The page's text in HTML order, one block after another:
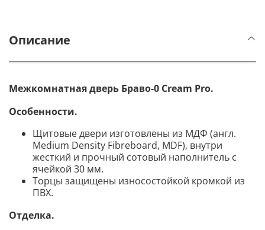
Описание
Межкомнатная дверь Браво-0 Cream Pro.
Особенности.
Щитовые двери изготовлены из МДФ (англ.
Medium Density Fibreboard, MDF), внутри
жесткий и прочный сотовый наполнитель с
ячейкой 30 мм.
Торцы защищены износостойкой кромкой из
ПВХ.
Отделка.